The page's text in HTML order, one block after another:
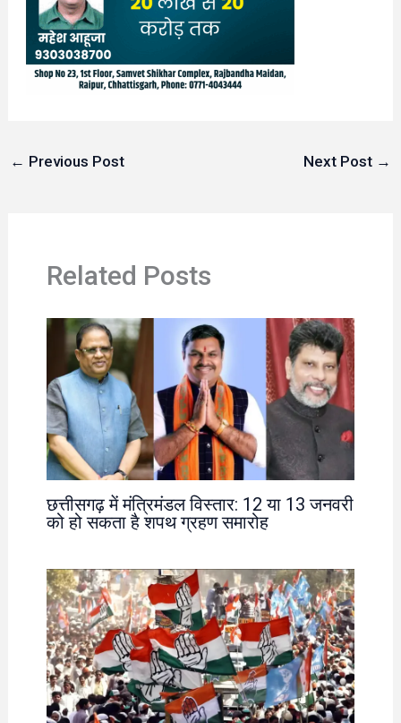
← Previous Post Next Post →
Related Posts
छत्तीसगढ़ में मंत्रिमंडल विस्तार: 12 या 13 जनवरी
को हो सकता है शपथ ग्रहण समारोह